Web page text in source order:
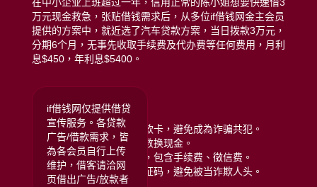
万元现金救急，张贴借钱需求后，从多位if借钱网金主会员
提供的方案中，就近选了汽车贷款方案，当日拨款3万元，
分期6个月，无事先收取手续费及代办费等任何费用，月利
息$450，年利息$5400。
远离贷款诈骗注意:
拒绝给予银行存摺或提款卡，避免成為诈骗共犯。
拒绝任何类型的储值点数换现金。
拒绝给付任何名义费用，包含手续费、徵信费。
拒绝提供门号或手机验证码，避免被当诈欺人头。
if借钱网仅提供借贷
宣传服务。各贷款
广告/借款需求，皆
為各会员自行上传
维护，借客请洽网
页借出广告/放款者